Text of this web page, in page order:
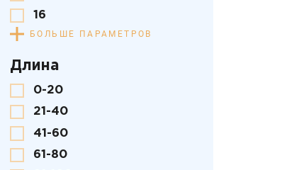
16
БОЛЬШЕ ПАРАМЕТРОВ
Длина
0-20
21-40
41-60
61-80